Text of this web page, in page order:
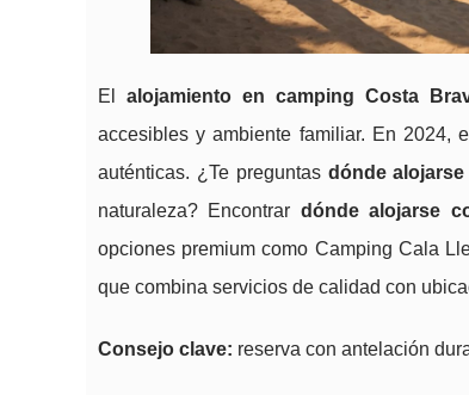
El alojamiento en camping Costa
accesibles y ambiente familiar. En 2024,
auténticas. ¿Te preguntas dónde
naturaleza? Encontrar dónde alojarse
opciones premium como Camping Cala
que combina servicios de calidad con
Consejo clave: reserva con antelación